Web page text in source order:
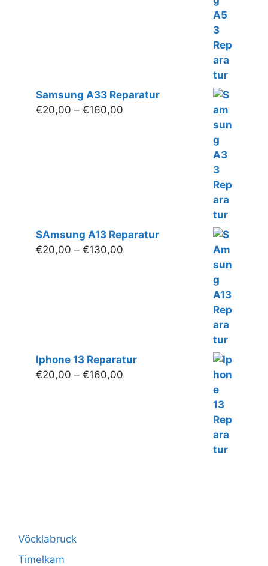
Samsung A33 Reparatur
€20,00 – €160,00
SAmsung A13 Reparatur
€20,00 – €130,00
Iphone 13 Reparatur
€20,00 – €160,00
Vöcklabruck
Timelkam